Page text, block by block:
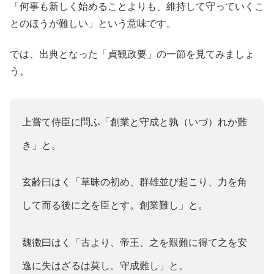
「何事も新しく始めることよりも、維持して守っていくこ
とのほうが難しい」という意味です。
では、出典となった「貞観政要」の一節を見てみましょ
う。
上嘗て侍臣に問ふ「創業と守成と孰（いづ）れか難
き」と。
玄齢曰はく「草昧の初め、群雄並び起こり、力を角
して而る後に之を臣とす。創業難し」と。
魏徴曰はく「古より、帝王、之を艱難に得て之を安
逸に失はざるは莫し。守成難し」と。